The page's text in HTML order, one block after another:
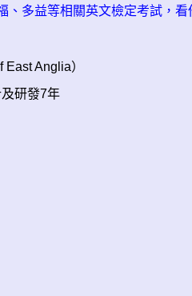
多益等相關英文檢定考試，看
Anglia）
研發7年